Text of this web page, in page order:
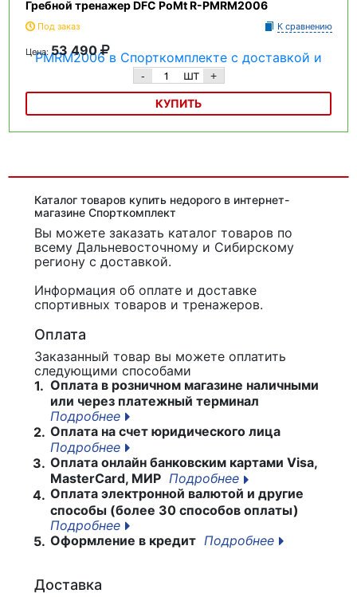
Гребной тренажер DFC PoMt R-PMRM2006
Под заказ К сравнению
Цена: 53 490
- шт +
КУПИТЬ
Каталог товаров купить недорого в интернет-
магазине Спорткомплект
Вы можете заказать каталог товаров по
всему Дальневосточному и Сибирскому
региону с доставкой.
Информация об оплате и доставке
спортивных товаров и тренажеров.
Оплата
Заказанный товар вы можете оплатить
следующими способами
1. Оплата в розничном магазине наличными
или через платежный терминал
Подробнее
2. Оплата на счет юридического лица
Подробнее
3. Оплата онлайн банковским картами Visa,
MasterCard, МИР Подробнее
4. Оплата электронной валютой и другие
способы (более 30 способов оплаты)
Подробнее
5. Оформление в кредит Подробнее
Доставка